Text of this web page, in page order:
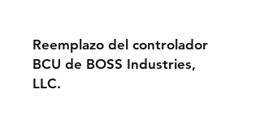
Reemplazo del controlador
BCU de BOSS Industries,
LLC.